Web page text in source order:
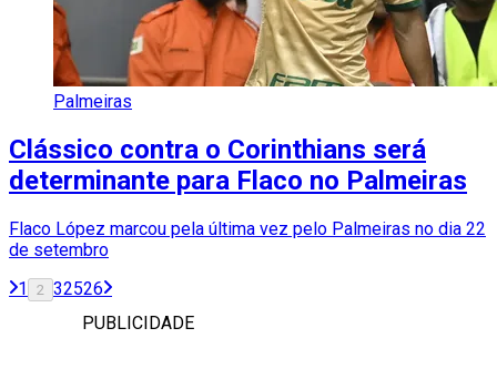
Palmeiras
Clássico contra o Corinthians será
determinante para Flaco no Palmeiras
Flaco López marcou pela última vez pelo Palmeiras no dia 22
de setembro
1
2 32526
PUBLICIDADE